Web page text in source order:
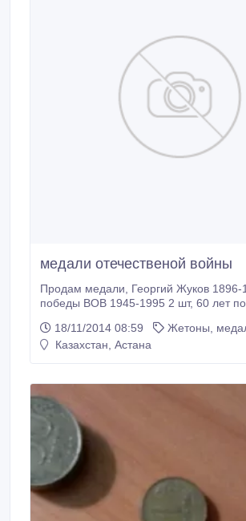
медали отечественой войны
Продам медали, Георгий Жуков 1896-
победы ВОВ 1945-1995 2 шт, 60 лет победы ВОВ
двор 1978 год, часы карманые
Молния 1941-1945, медаль 10 лет
18/11/2014 08:59
Жетоны,
Казахстан, Астана